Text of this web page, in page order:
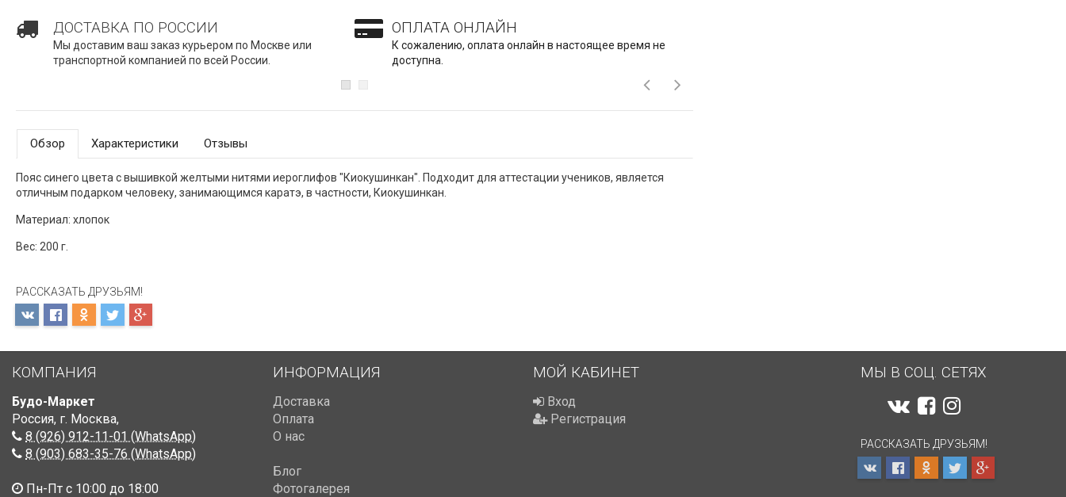
ДОСТАВКА ПО РОССИИ
Мы доставим ваш заказ курьером по Москве или
транспортной компанией по всей России.
ОПЛАТА ОНЛАЙН
К сожалению, оплата онлайн в настоящее время не
доступна.
Обзор Характеристики Отзывы
Пояс синего цвета с вышивкой желтыми нитями иероглифов "Киокушинкан". Подходит для аттестации учеников, является
отличным подарком человеку, занимающимся каратэ, в частности, Киокушинкан.
Материал: хлопок
Вес: 200 г.
РАССКАЗАТЬ ДРУЗЬЯМ!
КОМПАНИЯ
Будо-Маркет
Россия, г. Москва,
8 (926) 912-11-01 (WhatsApp)
8 (903) 683-35-76 (WhatsApp)
Пн-Пт с 10:00 до 18:00
ИНФОРМАЦИЯ
Доставка
Оплата
О нас
Блог
Фотогалерея
МОЙ КАБИНЕТ
Вход
Регистрация
МЫ В СОЦ. СЕТЯХ
РАССКАЗАТЬ ДРУЗЬЯМ!